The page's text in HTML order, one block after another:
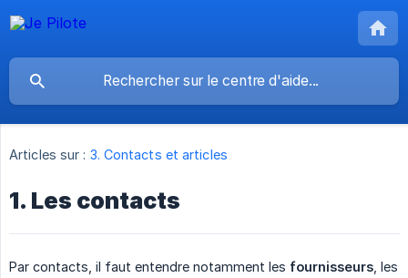
Articles sur : 3. Contacts et articles
1. Les contacts
Par contacts, il faut entendre notamment les fournisseurs , les